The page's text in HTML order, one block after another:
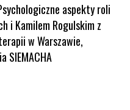
aspekty roli
i Kamilem Rogulskim z
w Warszawie,
SIEMACHA